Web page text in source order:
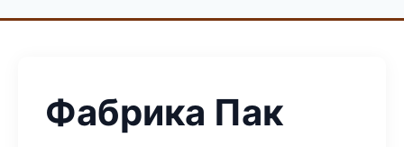
Фабрика Пак